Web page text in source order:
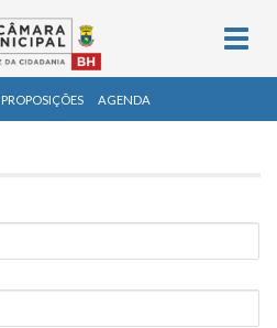
PROPOSIÇÕES AGENDA